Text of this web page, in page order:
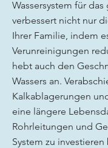
Wassersystem für das
verbessert nicht nur
Ihrer Familie, indem
Verunreinigungen
hebt auch den
Wassers an.
Kalkablagerungen
eine längere
Rohrleitungen und
System zu